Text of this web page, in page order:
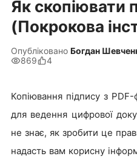
Як скопіювати
(Покрокова
Опубліковано Богдан
869
4
Копіювання підпису з
для ведення цифрової
не знає, як зробити це
надасть вам корисну